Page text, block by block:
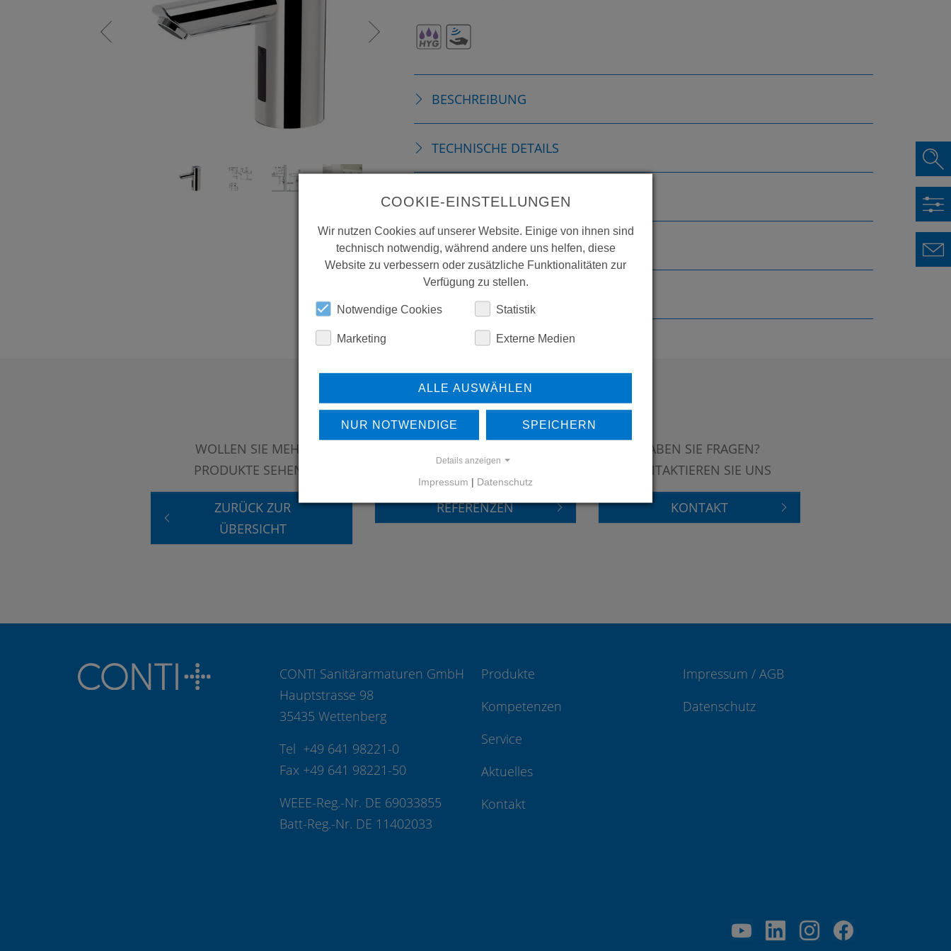
BESCHREIBUNG
TECHNISCHE DETAILS
ZUBEHÖR
ERSATZTEILE
WOLLEN SIE MEHR
PRODUKTE SEHEN?
ZURÜCK ZUR
ÜBERSICHT
UNSERE REFERENZEN
REFERENZEN
HABEN SIE FRAGEN?
KONTAKTIEREN SIE UNS
KONTAKT
CONTI Sanitärarmaturen GmbH
Hauptstrasse 98
35435 Wettenberg
Tel +49 641 98221-0
Fax +49 641 98221-50
WEEE-Reg.-Nr. DE 69033855
Batt-Reg.-Nr. DE 11402033
Produkte
Kompetenzen
Service
Aktuelles
Kontakt
Impressum / AGB
Datenschutz
COOKIE-EINSTELLUNGEN
Wir nutzen Cookies auf unserer Website. Einige von ihnen sind
technisch notwendig, während andere uns helfen, diese
Website zu verbessern oder zusätzliche Funktionalitäten zur
Verfügung zu stellen.
Notwendige Cookies Statistik
Marketing Externe Medien
ALLE AUSWÄHLEN
NUR NOTWENDIGE SPEICHERN
Details anzeigen
Impressum | Datenschutz